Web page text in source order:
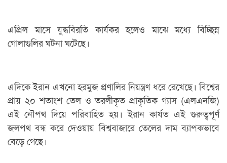
এপ্রিল মাসে যুদ্ধবিরতি কার্যকর হলেও মাঝে মধ্যে বিচ্ছিন্ন
গোলাগুলির ঘটনা ঘটেছে।
এদিকে ইরান এখনো হরমুজ প্রণালির নিয়ন্ত্রণ ধরে রেখেছে। বিশ্বের
প্রায় ২০ শতাংশ তেল ও তরলীকৃত প্রাকৃতিক গ্যাস (এলএনজি)
এই নৌপথ দিয়ে পরিবাহিত হয়। ইরান কার্যত এই গুরুত্বপূর্ণ
জলপথ বন্ধ করে দেওয়ায় বিশ্ববাজারে তেলের দাম ব্যাপকভাবে
বেড়ে গেছে।